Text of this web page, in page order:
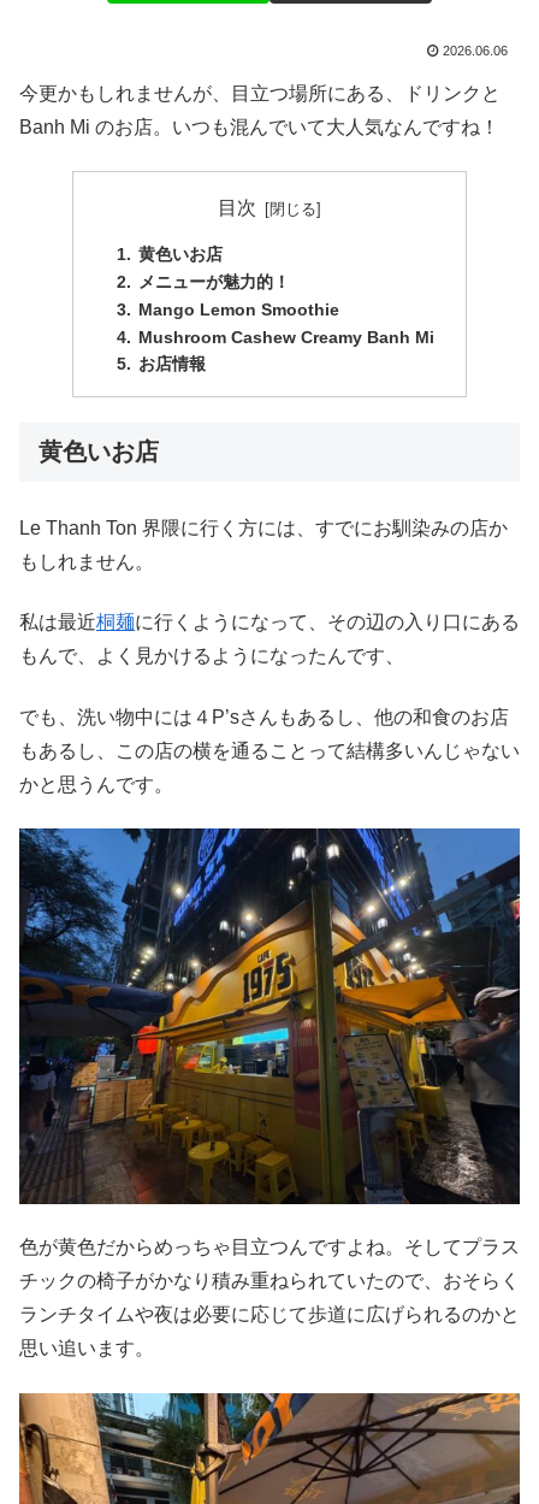
2026.06.06
今更かもしれませんが、目立つ場所にある、ドリンクと
Banh Mi のお店。いつも混んでいて大人気なんですね！
目次
黄色いお店
メニューが魅力的！
Mango Lemon Smoothie
Mushroom Cashew Creamy Banh Mi
お店情報
黄色いお店
Le Thanh Ton 界隈に行く方には、すでにお馴染みの店か
もしれません。
私は最近桐麺に行くようになって、その辺の入り口にある
もんで、よく見かけるようになったんです、
でも、洗い物中には４P’sさんもあるし、他の和食のお店
もあるし、この店の横を通ることって結構多いんじゃない
かと思うんです。
色が黄色だからめっちゃ目立つんですよね。そしてプラス
チックの椅子がかなり積み重ねられていたので、おそらく
ランチタイムや夜は必要に応じて歩道に広げられるのかと
思い追います。